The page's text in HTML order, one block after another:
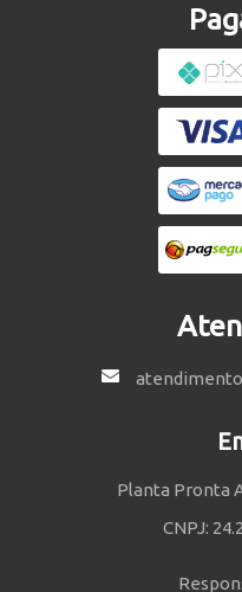
Planta Pronta
CNPJ: